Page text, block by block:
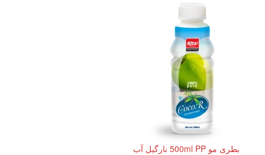
بطری مو 500ml PP نارگیل آب